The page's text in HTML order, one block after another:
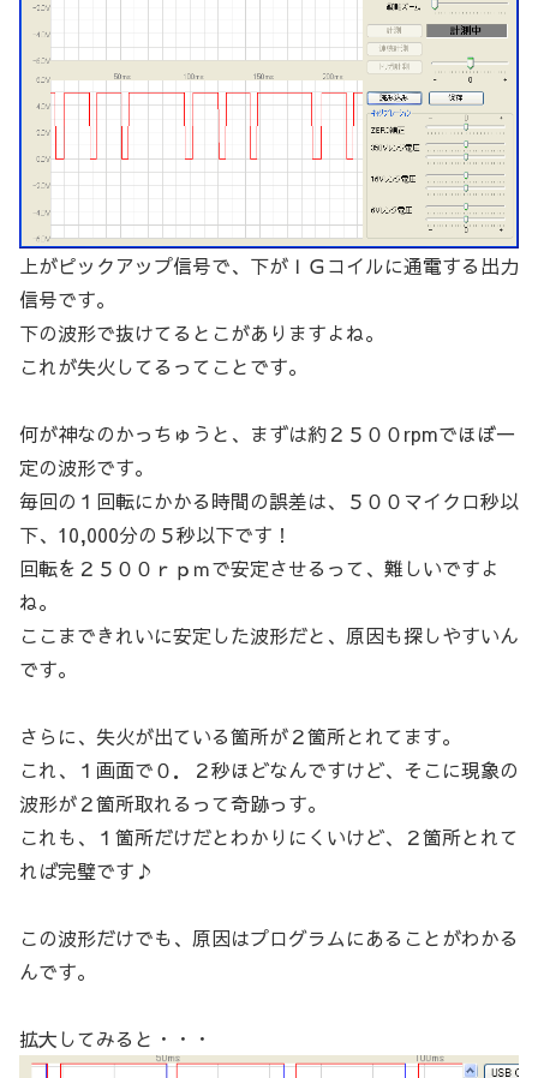
上がピックアップ信号で、下がＩＧコイルに通電する出力
信号です。
下の波形で抜けてるとこがありますよね。
これが失火してるってことです。
何が神なのかっちゅうと、まずは約２５００rpmでほぼ一
定の波形です。
毎回の１回転にかかる時間の誤差は、５００マイクロ秒以
下、10,000分の５秒以下です！
回転を２５００ｒｐｍで安定させるって、難しいですよ
ね。
ここまできれいに安定した波形だと、原因も探しやすいん
です。
さらに、失火が出ている箇所が２箇所とれてます。
これ、１画面で０．２秒ほどなんですけど、そこに現象の
波形が２箇所取れるって奇跡っす。
これも、１箇所だけだとわかりにくいけど、２箇所とれて
れば完璧です♪
この波形だけでも、原因はプログラムにあることがわかる
んです。
拡大してみると・・・